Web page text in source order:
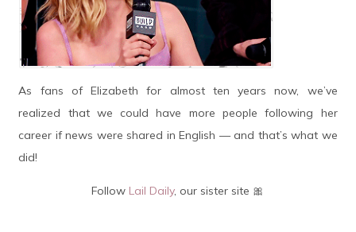
As fans of Elizabeth for almost ten years now, we’ve
realized that we could have more people following her
career if news were shared in English — and that’s what we
did!
Follow Lail Daily, our sister site 🎀